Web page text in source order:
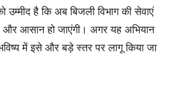
उम्मीद है कि अब बिजली विभाग की सेवाएं
आसान हो जाएंगी। अगर यह अभियान
में इसे और बड़े स्तर पर लागू किया जा